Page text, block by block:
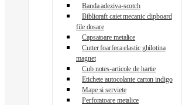
Banda adeziva-scotch
Biblioraft caiet mecanic clipboard
file dosare
Capsatoare metalice
Cutter foarfeca elastic ghilotina
magnet
Cub notes-articole de hartie
Etichete autocolante carton indigo
Mape si serviete
Perforatoare metalice